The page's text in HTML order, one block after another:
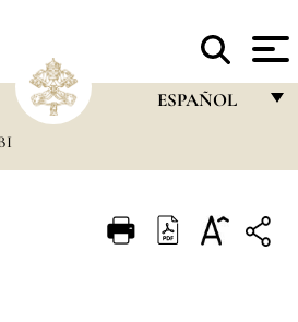
ESPAÑOL
ITALIANO